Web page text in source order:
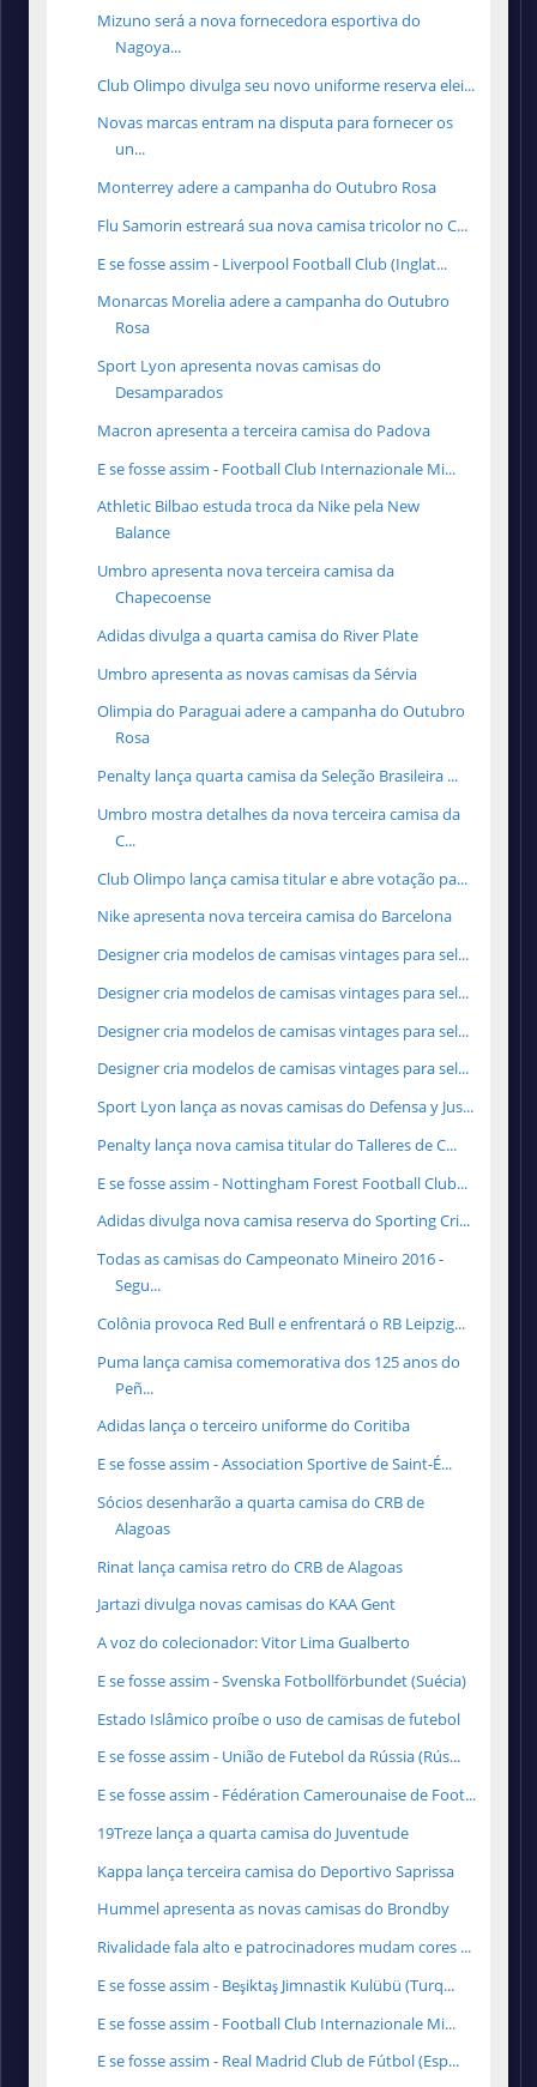
Mizuno será a nova fornecedora esportiva do
Nagoya...
Club Olimpo divulga seu novo uniforme reserva elei...
Novas marcas entram na disputa para fornecer os
un...
Monterrey adere a campanha do Outubro Rosa
Flu Samorin estreará sua nova camisa tricolor no C...
E se fosse assim - Liverpool Football Club (Inglat...
Monarcas Morelia adere a campanha do Outubro
Rosa
Sport Lyon apresenta novas camisas do
Desamparados
Macron apresenta a terceira camisa do Padova
E se fosse assim - Football Club Internazionale Mi...
Athletic Bilbao estuda troca da Nike pela New
Balance
Umbro apresenta nova terceira camisa da
Chapecoense
Adidas divulga a quarta camisa do River Plate
Umbro apresenta as novas camisas da Sérvia
Olimpia do Paraguai adere a campanha do Outubro
Rosa
Penalty lança quarta camisa da Seleção Brasileira ...
Umbro mostra detalhes da nova terceira camisa da
C...
Club Olimpo lança camisa titular e abre votação pa...
Nike apresenta nova terceira camisa do Barcelona
Designer cria modelos de camisas vintages para sel...
Designer cria modelos de camisas vintages para sel...
Designer cria modelos de camisas vintages para sel...
Designer cria modelos de camisas vintages para sel...
Sport Lyon lança as novas camisas do Defensa y Jus...
Penalty lança nova camisa titular do Talleres de C...
E se fosse assim - Nottingham Forest Football Club...
Adidas divulga nova camisa reserva do Sporting Cri...
Todas as camisas do Campeonato Mineiro 2016 -
Segu...
Colônia provoca Red Bull e enfrentará o RB Leipzig...
Puma lança camisa comemorativa dos 125 anos do
Peñ...
Adidas lança o terceiro uniforme do Coritiba
E se fosse assim - Association Sportive de Saint-É...
Sócios desenharão a quarta camisa do CRB de
Alagoas
Rinat lança camisa retro do CRB de Alagoas
Jartazi divulga novas camisas do KAA Gent
A voz do colecionador: Vitor Lima Gualberto
E se fosse assim - Svenska Fotbollförbundet (Suécia)
Estado Islâmico proíbe o uso de camisas de futebol
E se fosse assim - União de Futebol da Rússia (Rús...
E se fosse assim - Fédération Camerounaise de Foot...
19Treze lança a quarta camisa do Juventude
Kappa lança terceira camisa do Deportivo Saprissa
Hummel apresenta as novas camisas do Brondby
Rivalidade fala alto e patrocinadores mudam cores ...
E se fosse assim - Beşiktaş Jimnastik Kulübü (Turq...
E se fosse assim - Football Club Internazionale Mi...
E se fosse assim - Real Madrid Club de Fútbol (Esp...